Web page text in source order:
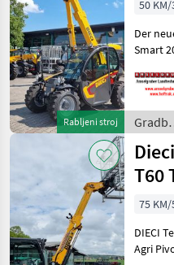
Rabljeni stroj
50
Der
Smart
5
Mini
stroji /
Dieci
T60
mit
75
DIECI
Agri